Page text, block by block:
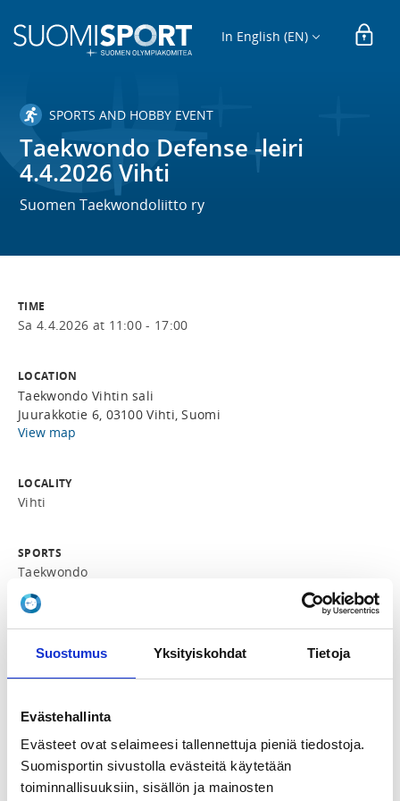
Suostumus Yksityiskohdat Tietoja
Evästehallinta
Evästeet ovat selaimeesi tallennettuja pieniä tiedostoja.
Suomisportin sivustolla evästeitä käytetään
toiminnallisuuksiin, sisällön ja mainosten
In English (EN)
SPORTS AND HOBBY EVENT
Taekwondo Defense -leiri
4.4.2026 Vihti
Suomen Taekwondoliitto ry
TIME
Sa 4.4.2026 at 11:00 - 17:00
LOCATION
Taekwondo Vihtin sali
Juurakkotie 6, 03100 Vihti, Suomi
View map
LOCALITY
Vihti
SPORTS
Taekwondo
Koko leiri 60,00 €
ADDITIONAL INFORMATION
Marko Hyytiäinen